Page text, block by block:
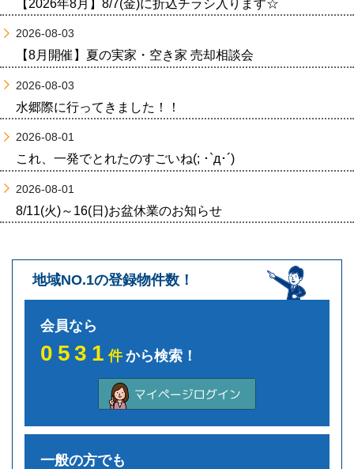
【2026年8月】8/7(金)に折込チラシ入ります☆
2026-08-03
【8月開催】夏の実家・空き家 売却相談会
2026-08-03
水郷際に行ってきました！！
2026-08-01
これ、一発でとれたのすごいね(; ･`д･´)
2026-08-01
8/11(火)～16(日)お盆休業のお知らせ
地域NO.1の登録物件数！
会員なら
0531件から検索！
一般の方でも